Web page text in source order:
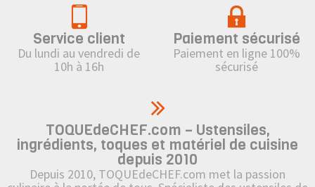
Service client
Du lundi au vendredi de
10h à 16h
Paiement sécurisé
Paiement en ligne 100%
sécurisé
TOQUEdeCHEF.com – Ustensiles,
ingrédients, toques et matériel de cuisine
depuis 2010
Depuis 2010, TOQUEdeCHEF.com met la passion